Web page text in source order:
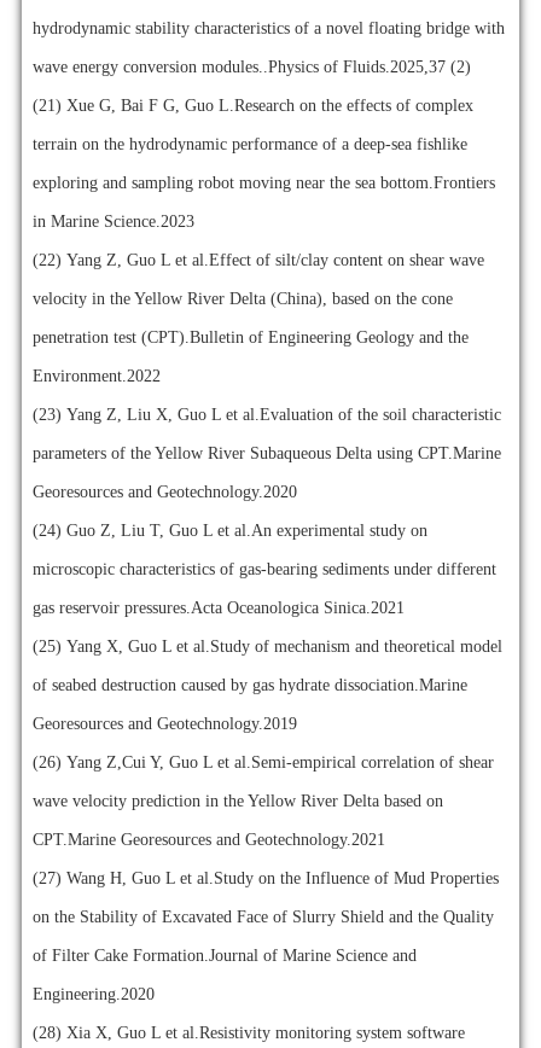
hydrodynamic stability characteristics of a novel floating bridge with
wave energy conversion modules..Physics of Fluids.2025,37 (2)
(21) Xue G, Bai F G, Guo L.Research on the effects of complex
terrain on the hydrodynamic performance of a deep-sea fishlike
exploring and sampling robot moving near the sea bottom.Frontiers
in Marine Science.2023
(22) Yang Z, Guo L et al.Effect of silt/clay content on shear wave
velocity in the Yellow River Delta (China), based on the cone
penetration test (CPT).Bulletin of Engineering Geology and the
Environment.2022
(23) Yang Z, Liu X, Guo L et al.Evaluation of the soil characteristic
parameters of the Yellow River Subaqueous Delta using CPT.Marine
Georesources and Geotechnology.2020
(24) Guo Z, Liu T, Guo L et al.An experimental study on
microscopic characteristics of gas-bearing sediments under different
gas reservoir pressures.Acta Oceanologica Sinica.2021
(25) Yang X, Guo L et al.Study of mechanism and theoretical model
of seabed destruction caused by gas hydrate dissociation.Marine
Georesources and Geotechnology.2019
(26) Yang Z,Cui Y, Guo L et al.Semi-empirical correlation of shear
wave velocity prediction in the Yellow River Delta based on
CPT.Marine Georesources and Geotechnology.2021
(27) Wang H, Guo L et al.Study on the Influence of Mud Properties
on the Stability of Excavated Face of Slurry Shield and the Quality
of Filter Cake Formation.Journal of Marine Science and
Engineering.2020
(28) Xia X, Guo L et al.Resistivity monitoring system software